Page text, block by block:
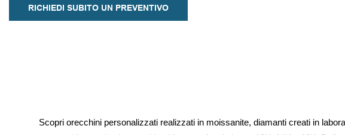
RICHIEDI SUBITO UN PREVENTIVO
Scopri orecchini personalizzati realizzati in moissanite, diamanti creati in